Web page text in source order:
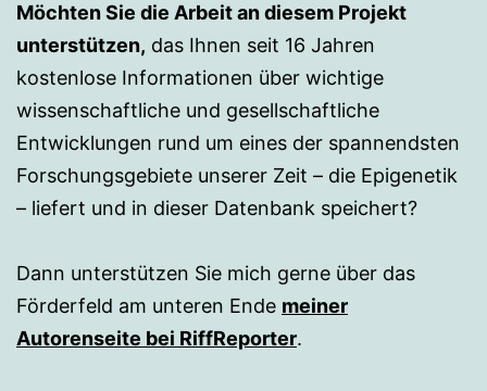
Möchten Sie die Arbeit an diesem Projekt
unterstützen, das Ihnen seit 16 Jahren
kostenlose Informationen über wichtige
wissenschaftliche und gesellschaftliche
Entwicklungen rund um eines der spannendsten
Forschungsgebiete unserer Zeit – die Epigenetik
– liefert und in dieser Datenbank speichert?
Dann unterstützen Sie mich gerne über das
Förderfeld am unteren Ende meiner
Autorenseite bei RiffReporter.